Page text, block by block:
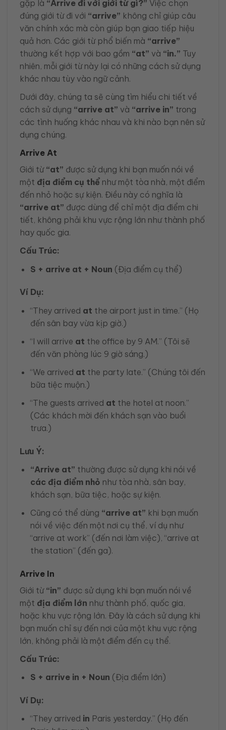
gặp là “Arrive đi với giới từ gì?” Việc chọn
đúng giới từ đi với “arrive” không chỉ giúp câu
văn chính xác mà còn giúp bạn giao tiếp hiệu
quả hơn. Các giới từ phổ biến mà “arrive”
thường kết hợp với bao gồm “at” và “in.” Tuy
nhiên, mỗi giới từ này lại có những cách sử dụng
khác nhau tùy vào ngữ cảnh.
Dưới đây, chúng ta sẽ cùng tìm hiểu chi tiết về
cách sử dụng “arrive at” và “arrive in” trong
các tình huống khác nhau và khi nào bạn nên sử
dụng chúng.
Arrive At
Giới từ “at” được sử dụng khi bạn muốn nói về
một địa điểm cụ thể như một tòa nhà, một điểm
đến nhỏ hoặc sự kiện. Điều này có nghĩa là
“arrive at” được dùng để chỉ một địa điểm chi
tiết, không phải khu vực rộng lớn như thành phố
hay quốc gia.
Cấu Trúc:
S + arrive at + Noun (Địa điểm cụ thể)
Ví Dụ:
“They arrived at the airport just in time.” (Họ
đến sân bay vừa kịp giờ.)
“I will arrive at the office by 9 AM.” (Tôi sẽ
đến văn phòng lúc 9 giờ sáng.)
“We arrived at the party late.” (Chúng tôi đến
bữa tiệc muộn.)
“The guests arrived at the hotel at noon.”
(Các khách mời đến khách sạn vào buổi
trưa.)
Lưu Ý:
“Arrive at” thường được sử dụng khi nói về
các địa điểm nhỏ như tòa nhà, sân bay,
khách sạn, bữa tiệc, hoặc sự kiện.
Cũng có thể dùng “arrive at” khi bạn muốn
nói về việc đến một nơi cụ thể, ví dụ như
“arrive at work” (đến nơi làm việc), “arrive at
the station” (đến ga).
Arrive In
Giới từ “in” được sử dụng khi bạn muốn nói về
một địa điểm lớn như thành phố, quốc gia,
hoặc khu vực rộng lớn. Đây là cách sử dụng khi
bạn muốn chỉ sự đến nơi của một khu vực rộng
lớn, không phải là một điểm đến cụ thể.
Cấu Trúc:
S + arrive in + Noun (Địa điểm lớn)
Ví Dụ:
“They arrived in Paris yesterday.” (Họ đến